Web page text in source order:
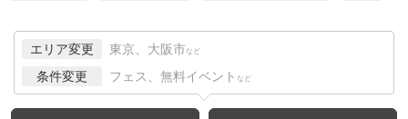
エリア変更 東京、大阪市 など
条件変更 フェス、無料イベント など